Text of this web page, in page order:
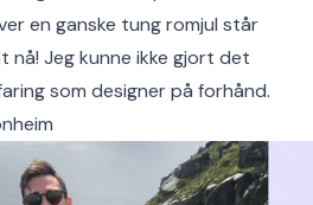
en ganske tung romjul står
nå! Jeg kunne ikke gjort det
som designer på forhånd.